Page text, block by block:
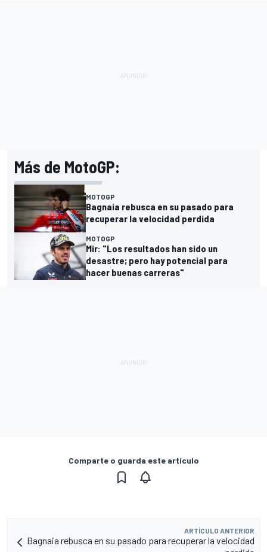
Más de MotoGP:
MOTOGP
Bagnaia rebusca en su pasado para
recuperar la velocidad perdida
MOTOGP
Mir: "Los resultados han sido un
desastre; pero hay potencial para
hacer buenas carreras"
Comparte o guarda este artículo
ARTÍCULO ANTERIOR
Bagnaia rebusca en su pasado para recuperar la velocidad